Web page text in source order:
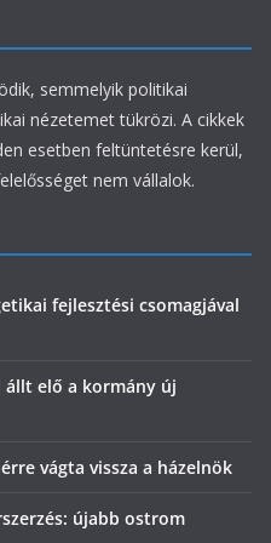
semmelyik politikai
nézetemet tükrözi. A cikkek
esetben feltüntetésre kerül,
nem vállalok.
fejlesztési csomagjával
állt elő a kormány új
vágta vissza a házelnök
újabb ostrom